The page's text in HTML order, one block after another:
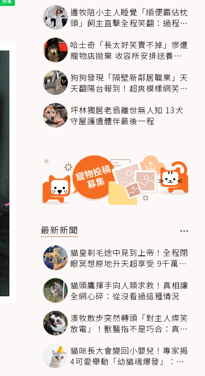
邊牧陪小主人睡覺「順便霸佔枕
頭」飼主直擊全程笑翻：過程絲
哈士奇「長太好笑賣不掉」慘遭
寵物店拋棄 收容所安排送養活
狗狗發現「隔壁新鄰居職業」天
天翻陽台報到！超爽模樣網笑
坪林獨居老翁離世無人知 13犬
守屋護遺體伴最後一程
最新新聞
貓皇剃毛途中見到上帝！全程閉
眼冥想原地升天超享受 9千萬人
貓頭鷹揮手向人類求救！真相讓
全網心碎：從沒看過這種情況
澳牧散步突然轉頭「對主人燦笑
放電」！獸醫指不是巧合：真相
貓咪長大會變回小嬰兒！專家揭
4可愛舉動「幼貓魂爆發」：本